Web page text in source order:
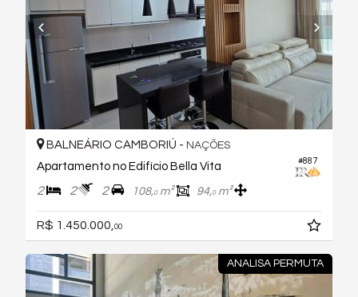
#887
BALNEÁRIO CAMBORIÚ - NAÇÕES
Apartamento no Edifício Bella Vita
2 2 2 108,0m² 94,0m²
R$ 1.450.000, 00
ANALISA PERMUTA